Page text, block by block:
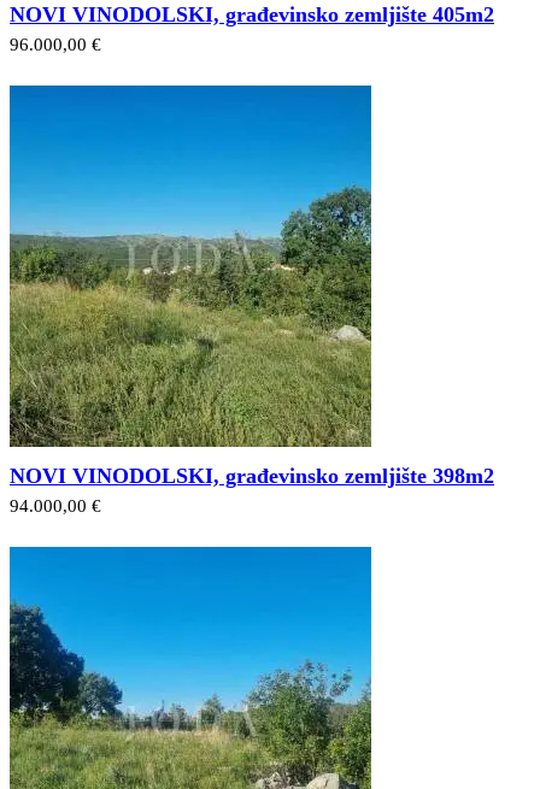
NOVI VINODOLSKI, građevinsko zemljište 405m2
96.000,00 €
NOVI VINODOLSKI, građevinsko zemljište 398m2
94.000,00 €